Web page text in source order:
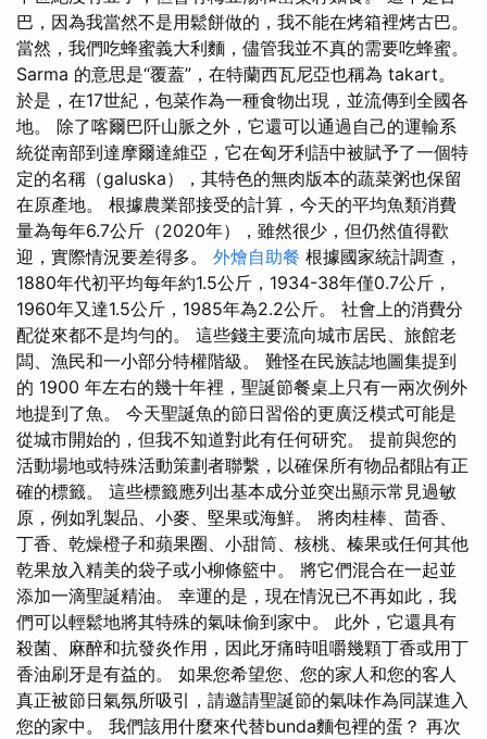
巴，因為我當然不是用鬆餅做的，我不能在烤箱裡烤古巴。
當然，我們吃蜂蜜義大利麵，儘管我並不真的需要吃蜂蜜。
Sarma 的意思是“覆蓋”，在特蘭西瓦尼亞也稱為 takart。
於是，在17世紀，包菜作為一種食物出現，並流傳到全國各
地。 除了喀爾巴阡山脈之外，它還可以通過自己的運輸系
統從南部到達摩爾達維亞，它在匈牙利語中被賦予了一個特
定的名稱（galuska），其特色的無肉版本的蔬菜粥也保留
在原產地。 根據農業部接受的計算，今天的平均魚類消費
量為每年6.7公斤（2020年），雖然很少，但仍然值得歡
迎，實際情況要差得多。 外燴自助餐 根據國家統計調查，
1880年代初平均每年約1.5公斤，1934-38年僅0.7公斤，
1960年又達1.5公斤，1985年為2.2公斤。 社會上的消費分
配從來都不是均勻的。 這些錢主要流向城市居民、旅館老
闆、漁民和一小部分特權階級。 難怪在民族誌地圖集提到
的 1900 年左右的幾十年裡，聖誕節餐桌上只有一兩次例外
地提到了魚。 今天聖誕魚的節日習俗的更廣泛模式可能是
從城市開始的，但我不知道對此有任何研究。 提前與您的
活動場地或特殊活動策劃者聯繫，以確保所有物品都貼有正
確的標籤。 這些標籤應列出基本成分並突出顯示常見過敏
原，例如乳製品、小麥、堅果或海鮮。 將肉桂棒、茴香、
丁香、乾燥橙子和蘋果圈、小甜筒、核桃、榛果或任何其他
乾果放入精美的袋子或小柳條籃中。 將它們混合在一起並
添加一滴聖誕精油。 幸運的是，現在情況已不再如此，我
們可以輕鬆地將其特殊的氣味偷到家中。 此外，它還具有
殺菌、麻醉和抗發炎作用，因此牙痛時咀嚼幾顆丁香或用丁
香油刷牙是有益的。 如果您希望您、您的家人和您的客人
真正被節日氣氛所吸引，請邀請聖誕節的氣味作為同謀進入
您的家中。 我們該用什麼來代替bunda麵包裡的蛋？ 再次